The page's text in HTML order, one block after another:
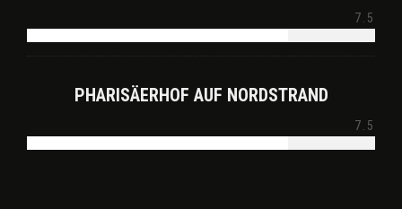
7.5
PHARISÄERHOF AUF NORDSTRAND
7.5